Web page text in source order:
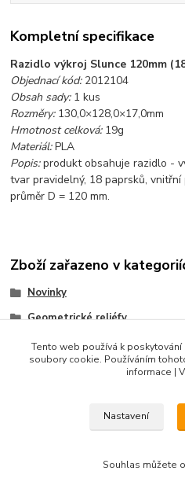
Kompletní specifikace
Razidlo výkroj Slunce 120mm
Objednací kód: 2012104
Obsah sady: 1 kus
Rozměry: 130,0×128,0×17,0mm
Hmotnost celková: 19g
Materiál:PLA
Popis:produkt obsahuje razidlo -
tvar pravidelný, 18 paprsků, vnitřní
průměr D = 120 mm.
Zboží zařazeno v
Novinky
Geometrické reliéfy
Velikonoce
Produkty do 100 Kč
Tento web používá k
soubory cookie. Používáním
informace |
Nastavení
Souhlas můžete